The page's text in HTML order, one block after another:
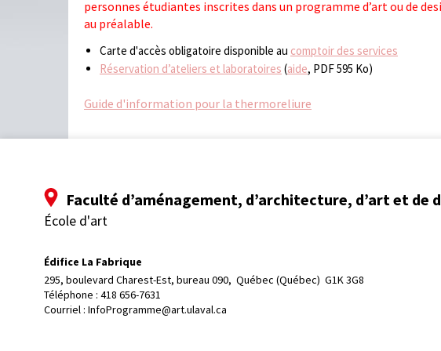
personnes étudiantes inscrites dans un programme d’art ou de
au préalable.
Carte d'accès obligatoire disponible au comptoir des services
Réservation d’ateliers et laboratoires (aide, PDF 595 Ko)
Guide d'information pour la thermoreliure
Faculté d’aménagement, d’architecture, d’art et de
École d'art
Édifice La Fabrique
295, boulevard Charest-Est, bureau 090, Québec (Québec)  G1K 3G8
Téléphone : 418 656-7631
Courriel : InfoProgramme@art.ulaval.ca